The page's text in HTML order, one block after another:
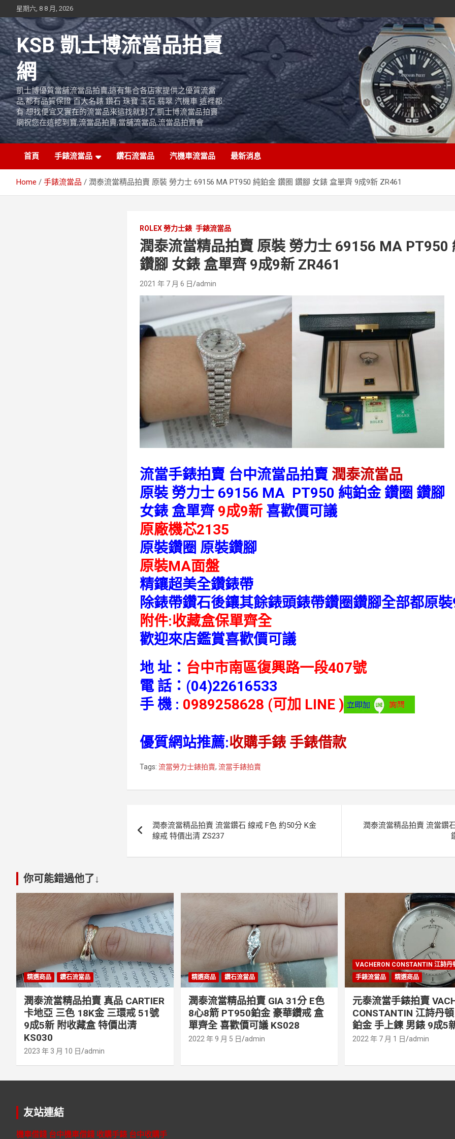
to
content
星期六, 8 8 月, 2026
KSB 凱士博流當品拍賣
網
凱士博優質當舖流當品拍賣,這有集合各店家提供之優質流當
品,都有品質保證 百大名錶 鑽石 珠寶 玉石 翡翠 汽機車 這裡都
有 想找便宜又實在的流當品來這找就對了,凱士博流當品拍賣
網祝您在這挖到寶,流當品拍賣,當舖流當品,流當品拍賣會
首頁 手錶流當品 鑽石流當品 汽機車流當品 最新消息
Home 手錶流當品 潤泰流當精品拍賣 原裝 勞力士 69156 MA PT950 純鉑金 鑽圈 鑽腳 女錶 盒單齊 9成9新 ZR461
ROLEX 勞力士錶 手錶流當品
潤泰流當精品拍賣 原裝 勞力士 69156 MA PT950
鑽腳 女錶 盒單齊 9成9新 ZR461
2021 年 7 月 6 日 admin
流當手錶拍賣 台中流當品拍賣 潤泰流當品
原裝 勞力士 69156 MA PT950 純鉑金 鑽圈 鑽腳
女錶 盒單齊9成9新 喜歡價可議
原廠機芯2135
原裝鑽圈 原裝鑽腳
原裝MA面盤
精鑲超美全鑽錶帶
除錶帶鑽石後鑲其餘錶頭錶帶鑽圈鑽腳全部都原裝
附件:收藏盒保單齊全
歡迎來店鑑賞喜歡價可議
地 址： 台中市南區復興路一段407號
電 話： (04)22616533
手 機 : 0989258628 (可加 LINE )
優質網站推薦:收購手錶 手錶借款
Tags: 流當勞力士錶拍賣,流當手錶拍賣
章
導
潤泰流當精品拍賣 流當鑽石 線戒 F色 約50分 K金
線戒 特價出清 ZS237
潤泰流當精品拍賣 流當鑽
你可能錯過他了↓
精選商品 鑽石流當品
潤泰流當精品拍賣 真品 CARTIER
卡地亞 三色 18K金 三環戒 51號
9成5新 附收藏盒 特價出清
KS030
2023 年 3 月 10 日 admin
精選商品 鑽石流當品
潤泰流當精品拍賣 GIA 31分 E色
8心8箭 PT950鉑金 豪華鑽戒 盒
單齊全 喜歡價可議 KS028
2022 年 9 月 5 日 admin
VACHERON CONSTANTIN 江詩丹
手錶流當品
精選商品
元泰流當手錶拍賣
CONSTANTIN 江詩丹
鉑金 手上鍊 男錶 9成5
2022 年 7 月 1 日 admin
友站連結
機車借錢 台中機車借錢 收購手錶 台中收購手